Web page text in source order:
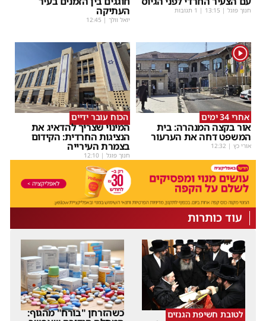
חנוך פוגל |
13:15 | 1 תגובות העתיקה
יואל וולך |
12:45
1
אחרי 34 ימים
אור בקצה המנהרה: בית
המשפט דחה את הערעור
אורי כץ |
12:32
הכוח עובר ידיים
המינוי שצריך להדאיג את
הנציגות החרדית: הקידום
בצמרת העירייה
חנוך פוגל |
12:10
עוד כותרות
לטובת חשיפת הגנזים כשהזרחן "בורח" מהגוף: